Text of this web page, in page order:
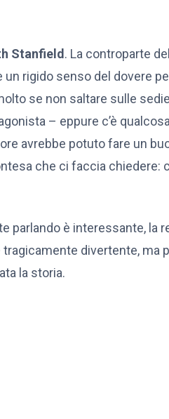
Stanfield. La controparte
rigido senso del dovere
se non saltare sulle
– eppure c’è
avrebbe potuto fare un
che ci faccia chiedere:
parlando è interessante, la
tragicamente divertente, ma
la storia.